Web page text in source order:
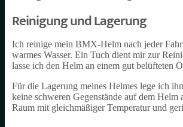
Reinigung und Lagerung
Ich reinige mein BMX-Helm nach jeder
warmes Wasser. Ein Tuch dient mir zur
lasse ich den Helm an einem gut belüfteten
Für die Lagerung meines Helmes lege ich
keine schweren Gegenstände auf dem
Raum mit gleichmäßiger Temperatur und